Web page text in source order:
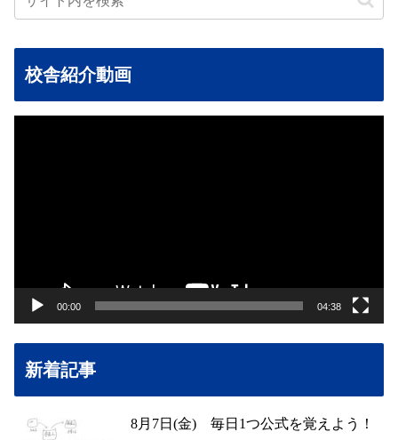
校舎紹介動画
00:00 04:38
新着記事
8月7日(金) 毎日1つ公式を覚えよう！